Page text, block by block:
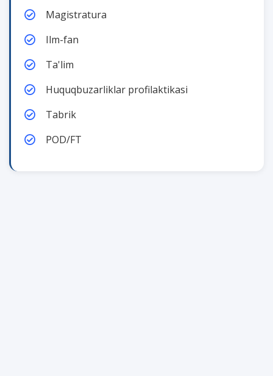
Magistratura
Ilm-fan
Ta'lim
Huquqbuzarliklar profilaktikasi
Tabrik
POD/FT